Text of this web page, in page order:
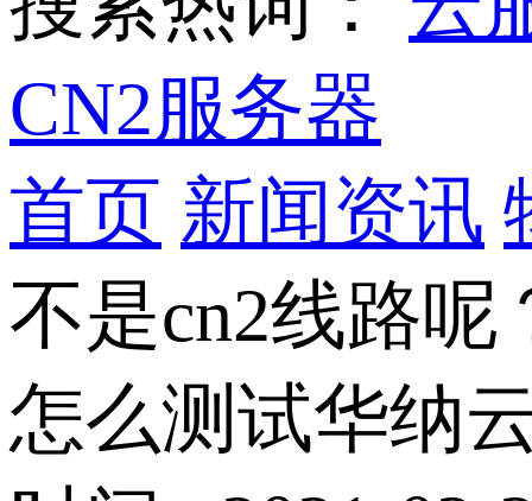
CN2服务器
首页 新闻资讯
不是cn2线路呢
怎么测试华纳